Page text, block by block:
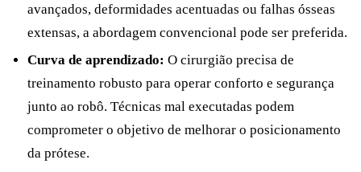
avançados, deformidades acentuadas ou falhas ósseas
extensas, a abordagem convencional pode ser preferida.
Curva de aprendizado: O cirurgião precisa de
treinamento robusto para operar conforto e segurança
junto ao robô. Técnicas mal executadas podem
comprometer o objetivo de melhorar o posicionamento
da prótese.